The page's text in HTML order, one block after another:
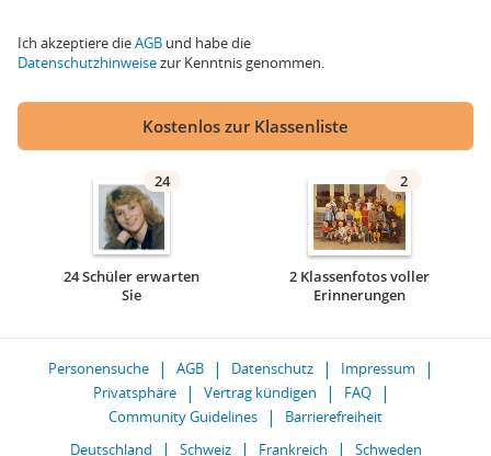
Ich akzeptiere dieAGB und habe die
Datenschutzhinweisezur Kenntnis genommen.
Kostenlos zur Klassenliste
24
24 Schüler erwarten
Sie
2
2 Klassenfotos voller
Erinnerungen
Personensuche AGB Datenschutz
Impressum
Privatsphäre
Vertrag kündigen
FAQ
Community Guidelines
Barrierefreiheit
Deutschland
Schweiz Frankreich Schweden